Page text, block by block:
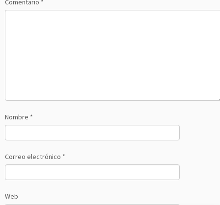
Comentario *
Nombre *
Correo electrónico *
Web